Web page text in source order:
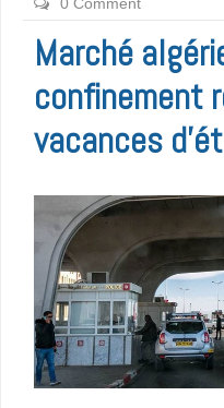
Marché
confinement
vacances